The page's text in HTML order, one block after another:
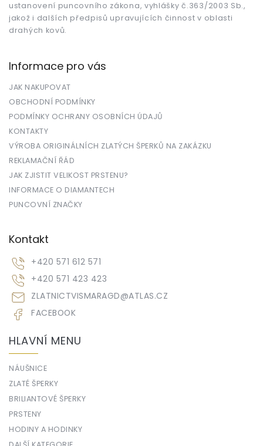
ustanovení puncovního zákona, vyhlášky č.363/2003 Sb.,
jakož i dalších předpisů upravujících činnost v oblasti
drahých kovů.
Informace pro vás
JAK NAKUPOVAT
OBCHODNÍ PODMÍNKY
PODMÍNKY OCHRANY OSOBNÍCH ÚDAJŮ
KONTAKTY
VÝROBA ORIGINÁLNÍCH ZLATÝCH ŠPERKŮ NA ZAKÁZKU
REKLAMAČNÍ ŘÁD
JAK ZJISTIT VELIKOST PRSTENU?
INFORMACE O DIAMANTECH
PUNCOVNÍ ZNAČKY
Kontakt
ZLATNICTVISMARAGD@ATLAS.CZ
+420 571 612 571
+420 571 423 423
FACEBOOK
HLAVNÍ MENU
NÁUŠNICE
ZLATÉ ŠPERKY
BRILIANTOVÉ ŠPERKY
PRSTENY
HODINY A HODINKY